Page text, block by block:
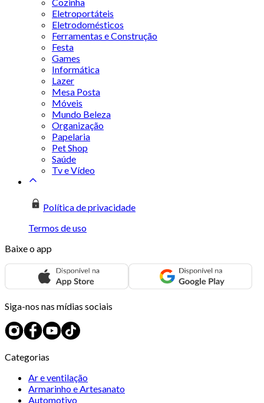
Eletroportáteis
Eletrodomésticos
Ferramentas e Construção
Festa
Games
Informática
Lazer
Mesa Posta
Móveis
Mundo Beleza
Organização
Papelaria
Pet Shop
Saúde
Tv e Vídeo
Política de privacidade
Termos de uso
Baixe o app
Siga-nos nas mídias sociais
Categorias
Ar e ventilação
Armarinho e Artesanato
Automotivo